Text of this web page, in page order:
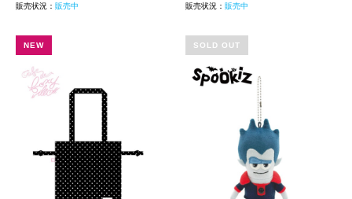
販売状況： 販売中 販売状況：販売中
NEW SOLD OUT